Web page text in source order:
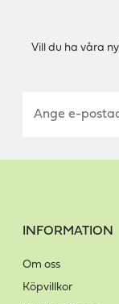
Vill du ha våra
INFORMATION
Om oss
Köpvillkor